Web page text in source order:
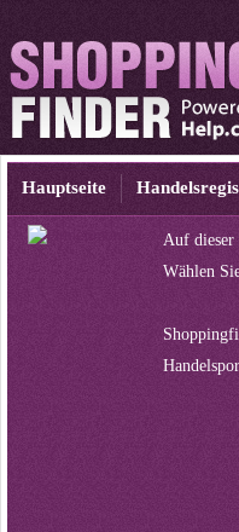
Hauptseite
Auf dieser
Wählen